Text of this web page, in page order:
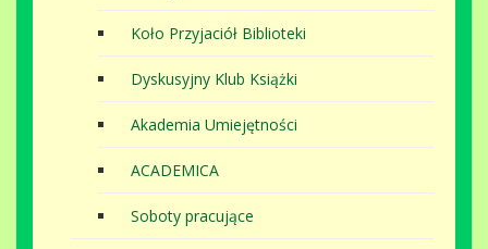
Koło Przyjaciół Biblioteki
Dyskusyjny Klub Książki
Akademia Umiejętności
ACADEMICA
Soboty pracujące